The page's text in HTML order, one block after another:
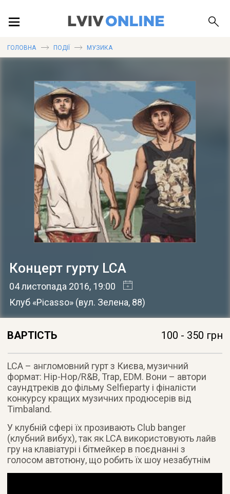
ПУБЛІКАЦІЇ
ДОВІДКА
ГОЛОВНА ПОДІЇ МУЗИКА
Концерт гурту LCA
04 листопада 2016, 19:00
Клуб «Picasso» (вул. Зелена, 88)
ВАРТІСТЬ 100 - 350 грн
LCA – англомовний гурт з Києва, музичний
формат: Hip-Hop/R&B, Trap, EDM. Вони – автори
саундтреків до фільму Selfieparty і фіналісти
конкурсу кращих музичних продюсерів від
Timbaland.
У клубній сфері їх прозивають Club banger
(клубний вибух), так як LCA використовують лайв
гру на клавіатурі і бітмейкер в поєднанні з
голосом автотюну, що робить їх шоу незабутнім